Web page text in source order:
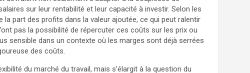
sur leur rentabilité et leur capacité à investir. Selon les
part des profits dans la valeur ajoutée, ce qui peut ralentir
pas la possibilité de répercuter ces coûts sur les prix ou
sensible dans un contexte où les marges sont déjà serrées
des coûts.
du marché du travail, mais s’élargit à la question du